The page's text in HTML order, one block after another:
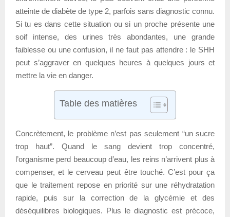
atteinte de diabète de type 2, parfois sans diagnostic connu.
Si tu es dans cette situation ou si un proche présente une
soif intense, des urines très abondantes, une grande
faiblesse ou une confusion, il ne faut pas attendre : le SHH
peut s’aggraver en quelques heures à quelques jours et
mettre la vie en danger.
Table des matières
Concrètement, le problème n’est pas seulement “un sucre
trop haut”. Quand le sang devient trop concentré,
l’organisme perd beaucoup d’eau, les reins n’arrivent plus à
compenser, et le cerveau peut être touché. C’est pour ça
que le traitement repose en priorité sur une réhydratation
rapide, puis sur la correction de la glycémie et des
déséquilibres biologiques. Plus le diagnostic est précoce,